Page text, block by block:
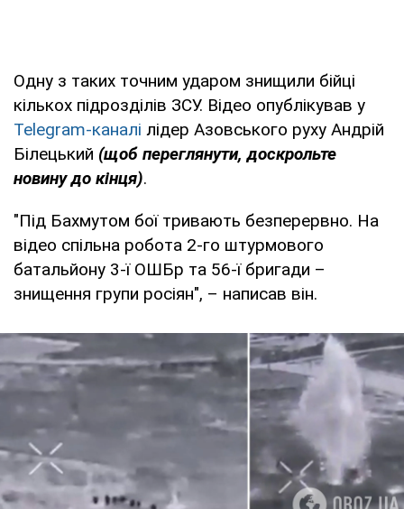
Одну з таких точним ударом знищили бійці
кількох підрозділів ЗСУ. Відео опублікував у
Telegram-каналі лідер Азовського руху Андрій
Білецький (щоб переглянути, доскрольте
новину до кінця).
"Під Бахмутом бої тривають безперервно. На
відео спільна робота 2-го штурмового
батальйону 3-ї ОШБр та 56-ї бригади –
знищення групи росіян", – написав він.